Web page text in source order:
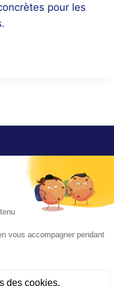
pour les
n'est rien »